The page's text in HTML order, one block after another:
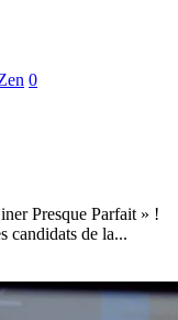
0
Presque Parfait » !
candidats de la...